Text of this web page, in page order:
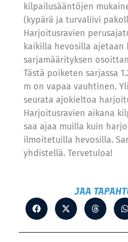
kilpailusääntöjen
(kypärä ja turvaliivi
Harjoitusravien
kaikilla hevosilla ajetaan
sarjamäärityksen
Tästä poiketen sarjassa
m on vapaa vauhtinen.
seurata ajokieltoa
Harjoitusravien aikana
saa ajaa muilla kuin
ilmoitetuilla hevosilla.
yhdistellä. Tervetuloa!
JAA